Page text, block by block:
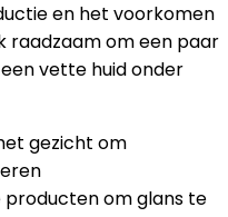
en het voorkomen
raadzaam om een paar
vette huid onder
gezicht om
om glans te